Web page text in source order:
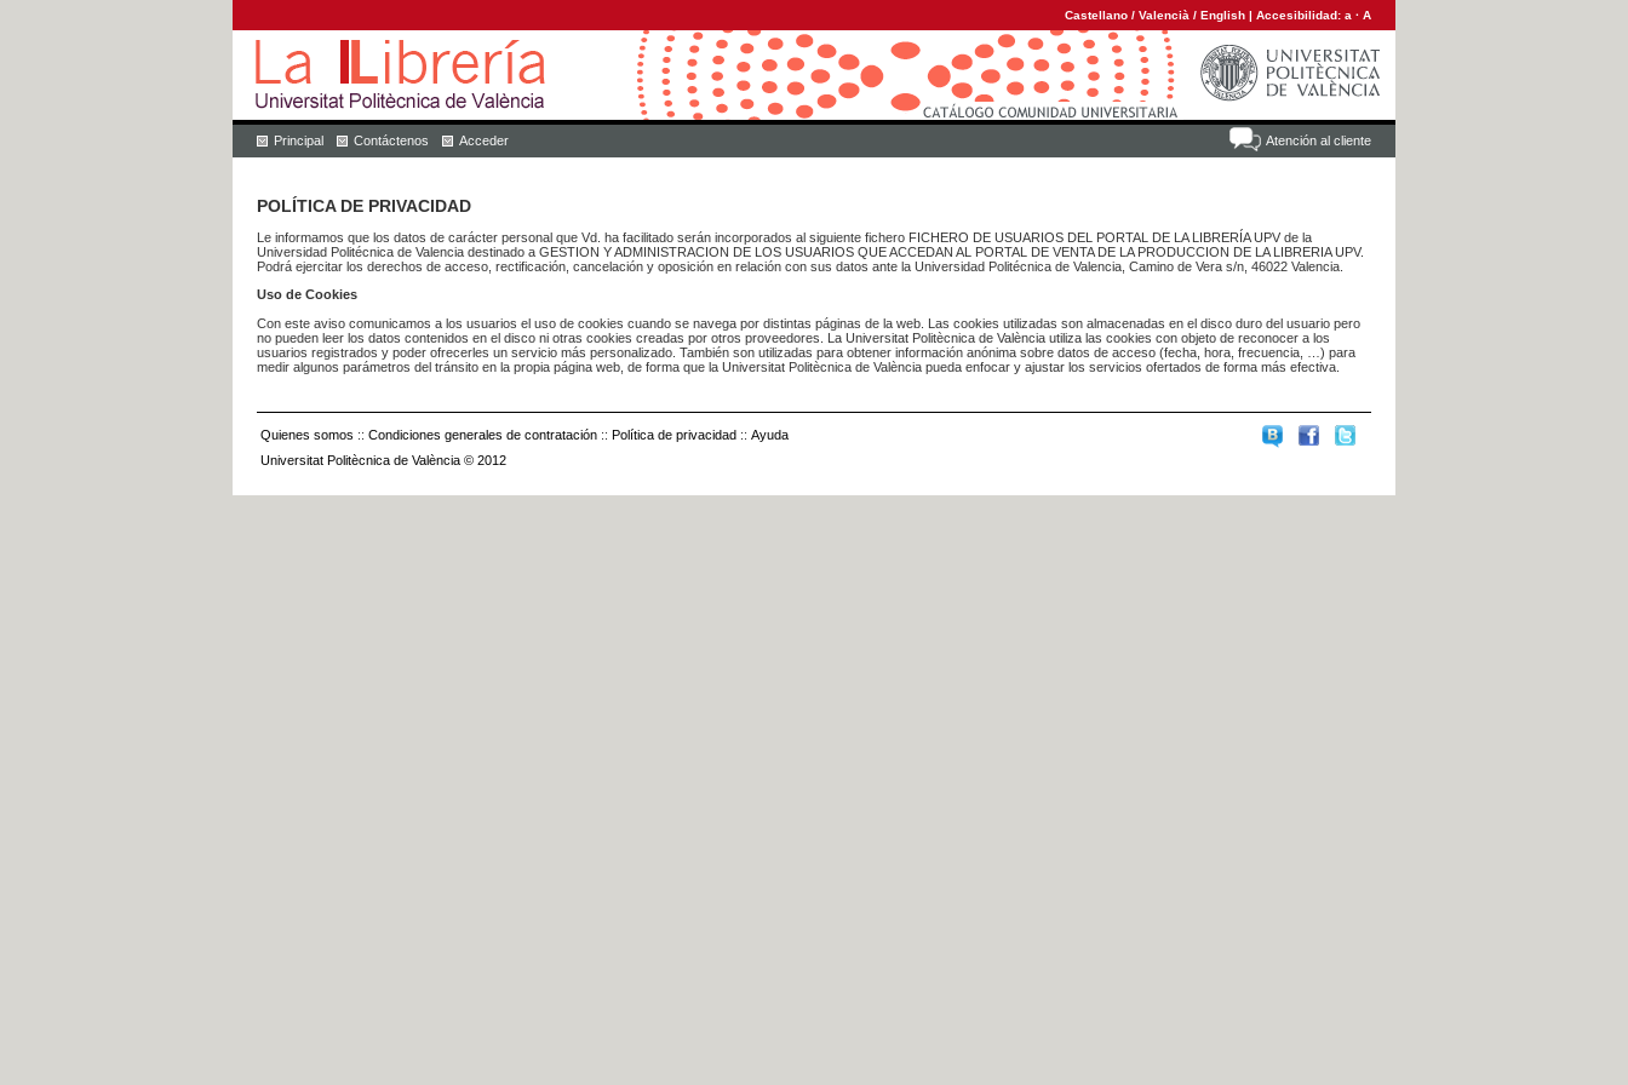
Castellano / Valencià / English | Accesibilidad: a · A
Atención al cliente
Principal Contáctenos Acceder
POLÍTICA DE PRIVACIDAD
Le informamos que los datos de carácter personal que Vd. ha facilitado serán incorporados al siguiente fichero FICHERO DE USUARIOS DEL PORTAL DE LA LIBRERÍA UPV de la
Universidad Politécnica de Valencia destinado a GESTION Y ADMINISTRACION DE LOS USUARIOS QUE ACCEDAN AL PORTAL DE VENTA DE LA PRODUCCION DE LA LIBRERIA UPV.
Podrá ejercitar los derechos de acceso, rectificación, cancelación y oposición en relación con sus datos ante la Universidad Politécnica de Valencia, Camino de Vera s/n, 46022 Valencia.
Uso de Cookies
Con este aviso comunicamos a los usuarios el uso de cookies cuando se navega por distintas páginas de la web. Las cookies utilizadas son almacenadas en el disco duro del usuario pero
no pueden leer los datos contenidos en el disco ni otras cookies creadas por otros proveedores. La Universitat Politècnica de València utiliza las cookies con objeto de reconocer a los
usuarios registrados y poder ofrecerles un servicio más personalizado. También son utilizadas para obtener información anónima sobre datos de acceso (fecha, hora, frecuencia, …) para
medir algunos parámetros del tránsito en la propia página web, de forma que la Universitat Politècnica de València pueda enfocar y ajustar los servicios ofertados de forma más efectiva.
Quienes somos :: Condiciones generales de contratación :: Política de privacidad :: Ayuda
Universitat Politècnica de València © 2012